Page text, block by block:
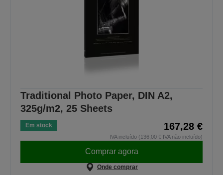
Traditional Photo Paper, DIN A2,
325g/m2, 25 Sheets
Em stock 167,28 €
IVA incluído (136,00 € IVA não incluído)
Comprar agora
Onde comprar